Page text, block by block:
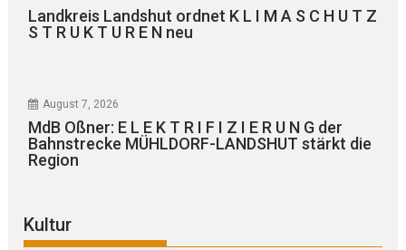
Landkreis Landshut ordnet K L I M A S C H U T Z
S T R U K T U R E N neu
August 7, 2026
MdB Oßner: E L E K T R I F I Z I E R U N G der
Bahnstrecke MÜHLDORF-LANDSHUT stärkt die
Region
Kultur